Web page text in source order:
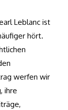
Leblanc ist
hört.
werfen wir
ihre